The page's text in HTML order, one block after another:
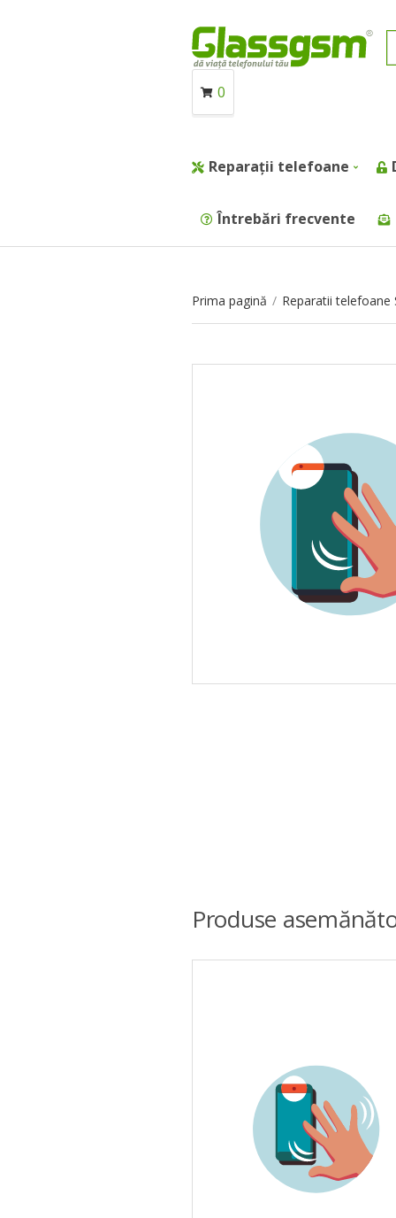
0
Reparații telefoane
Întrebări frecvente
Prima pagină / Reparatii telefoane
Produse